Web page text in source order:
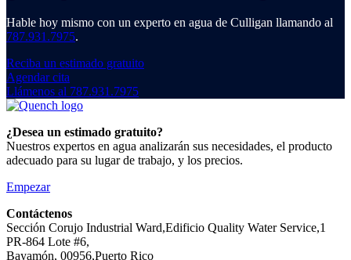
Hable hoy mismo con un experto en agua de Culligan llamando al
787.931.7975.
Reciba un estimado gratuito
Agendar cita
Llámenos al 787.931.7975
¿Desea un estimado gratuito?
Nuestros expertos en agua analizarán sus necesidades, el producto
adecuado para su lugar de trabajo, y los precios.
Empezar
Contáctenos
Sección Corujo Industrial Ward,Edificio Quality Water Service,1
PR-864 Lote #6,
Bayamón, 00956,Puerto Rico